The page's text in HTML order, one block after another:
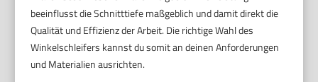
beeinflusst die Schnitttiefe maßgeblich und damit direkt die
Qualität und Effizienz der Arbeit. Die richtige Wahl des
Winkelschleifers kannst du somit an deinen Anforderungen
und Materialien ausrichten.